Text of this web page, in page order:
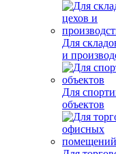
Для
и
Для
объектов